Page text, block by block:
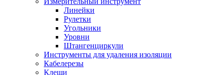
Линейки
Рулетки
Угольники
Уровни
Штангенциркули
Инструменты для удаления изоляции
Кабелерезы
Клещи